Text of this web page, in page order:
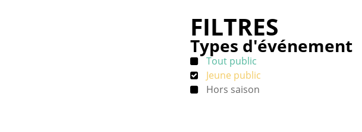
FILTRES
Types d'événement
Tout public
Jeune public
Hors saison